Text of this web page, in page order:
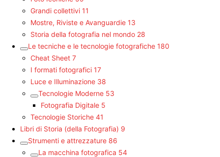
Grandi collettivi 11
Mostre, Riviste e Avanguardie 13
Storia della fotografia nel mondo 28
Le tecniche e le tecnologie fotografiche 180
Cheat Sheet 7
I formati fotografici 17
Luce e Illuminazione 38
Tecnologie Moderne 53
Fotografia Digitale 5
Tecnologie Storiche 41
Libri di Storia (della Fotografia) 9
Strumenti e attrezzature 86
La macchina fotografica 54